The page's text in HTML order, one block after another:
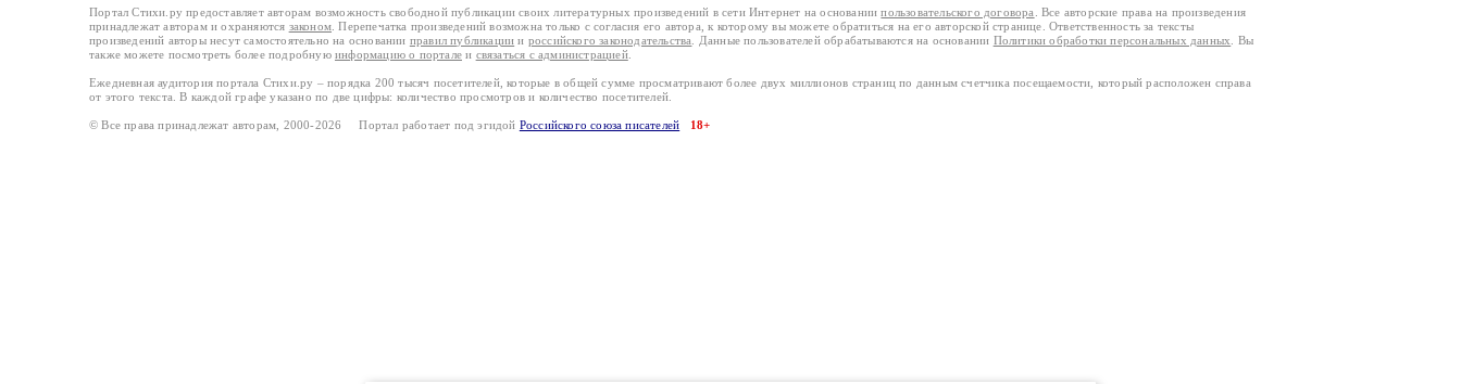
Портал Стихи.ру предоставляет авторам возможность свободной публикации своих литературных произведений в сети Интернет на основаниипользовательского договора
. Все авторские права на произведения
принадлежат авторам и охраняются законом . Перепечатка произведений возможна только с согласия его автора, к которому вы можете обратиться на его авторской странице. Ответственность за тексты
произведений авторы несут самостоятельно на основании правил публикации и российского законодательства . Данные пользователей обрабатываются на основании Политики обработки персональных данных
. Вы
также можете посмотреть более подробную информацию о портале и связаться с администрацией.
Ежедневная аудитория портала Стихи.ру – порядка 200 тысяч посетителей, которые в общей сумме просматривают более двух миллионов страниц по данным счетчика посещаемости, который расположен справа
от этого текста. В каждой графе указано по две цифры: количество просмотров и количество посетителей.
© Все права принадлежат авторам, 2000-2026 Портал работает под эгидой Российского союза писателей 18+